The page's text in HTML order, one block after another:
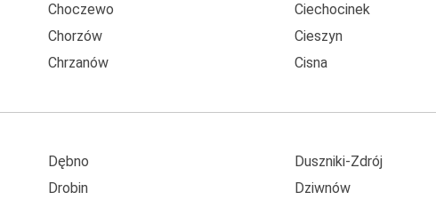
Choczewo
Chorzów
Chrzanów
Ciechocinek
Cieszyn
Cisna
Dębno
Drobin
Duszniki-Zdrój
Dziwnów